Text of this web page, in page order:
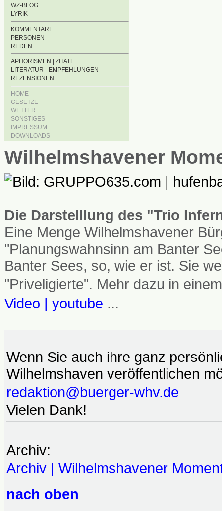
WZ-BLOG
LYRIK
KOMMENTARE
PERSONEN
REDEN
APHORISMEN | ZITATE
LITERATUR - EMPFEHLUNGEN
REZENSIONEN
HOME
GESETZE
WETTER
SONSTIGES
IMPRESSUM
DOWNLOADS
Wilhelmshavener
Die Darstelllung des "Trio
Eine Menge Wilhelmshavener
"Planungswahnsinn am Banter
Banter Sees, so, wie er ist. Sie
"Priveligierte". Mehr dazu in
Video | youtube ...
Wenn Sie auch ihre ganz
Wilhelmshaven veröffentlichen
redaktion@buerger-whv.de
Vielen Dank!
Archiv:
Archiv | Wilhelmshavener
nach oben